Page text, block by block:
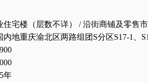
住宅楼（层数不详） / 沿街商铺及零售
内地重庆渝北区两路组团S分区S17-1、
年